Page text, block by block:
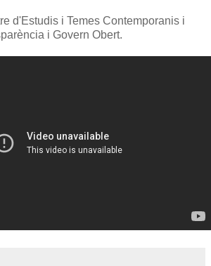
d'Estudis i Temes Contemporanis i
i Govern Obert.